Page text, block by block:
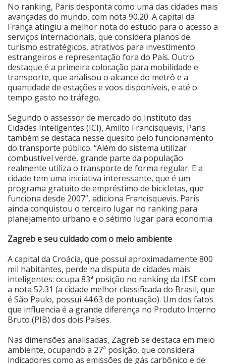
No ranking, Paris desponta como uma das cidades mais
avançadas do mundo, com nota 90.20. A capital da
França atingiu a melhor nota do estudo para o acesso a
serviços internacionais, que considera planos de
turismo estratégicos, atrativos para investimento
estrangeiros e representação fora do País. Outro
destaque é a primeira colocação para mobilidade e
transporte, que analisou o alcance do metrô e a
quantidade de estações e voos disponíveis, e até o
tempo gasto no tráfego.
Segundo o assessor de mercado do Instituto das
Cidades Inteligentes (ICI), Amilto Francisquevis, Paris
também se destaca nesse quesito pelo funcionamento
do transporte público. “Além do sistema utilizar
combustível verde, grande parte da população
realmente utiliza o transporte de forma regular. E a
cidade tem uma iniciativa interessante, que é um
programa gratuito de empréstimo de bicicletas, que
funciona desde 2007”, adiciona Francisquevis. Paris
ainda conquistou o terceiro lugar no ranking para
planejamento urbano e o sétimo lugar para economia.
Zagreb e seu cuidado com o meio ambiente
A capital da Croácia, que possui aproximadamente 800
mil habitantes, perde na disputa de cidades mais
inteligentes: ocupa 83ª posição no ranking da IESE com
a nota 52.31 (a cidade melhor classificada do Brasil, que
é São Paulo, possui 44.63 de pontuação). Um dos fatos
que influencia é a grande diferença no Produto Interno
Bruto (PIB) dos dois Países.
Nas dimensões analisadas, Zagreb se destaca em meio
ambiente, ocupando a 27ª posição, que considera
indicadores como as emissões de gás carbônico e de